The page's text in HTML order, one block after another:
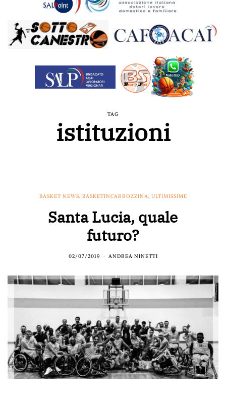
TAG
istituzioni
BASKET NEWS, BASKETINCARROZZINA, ULTIMISSIME
Santa Lucia, quale
futuro?
02/07/2019 ANDREA NINETTI